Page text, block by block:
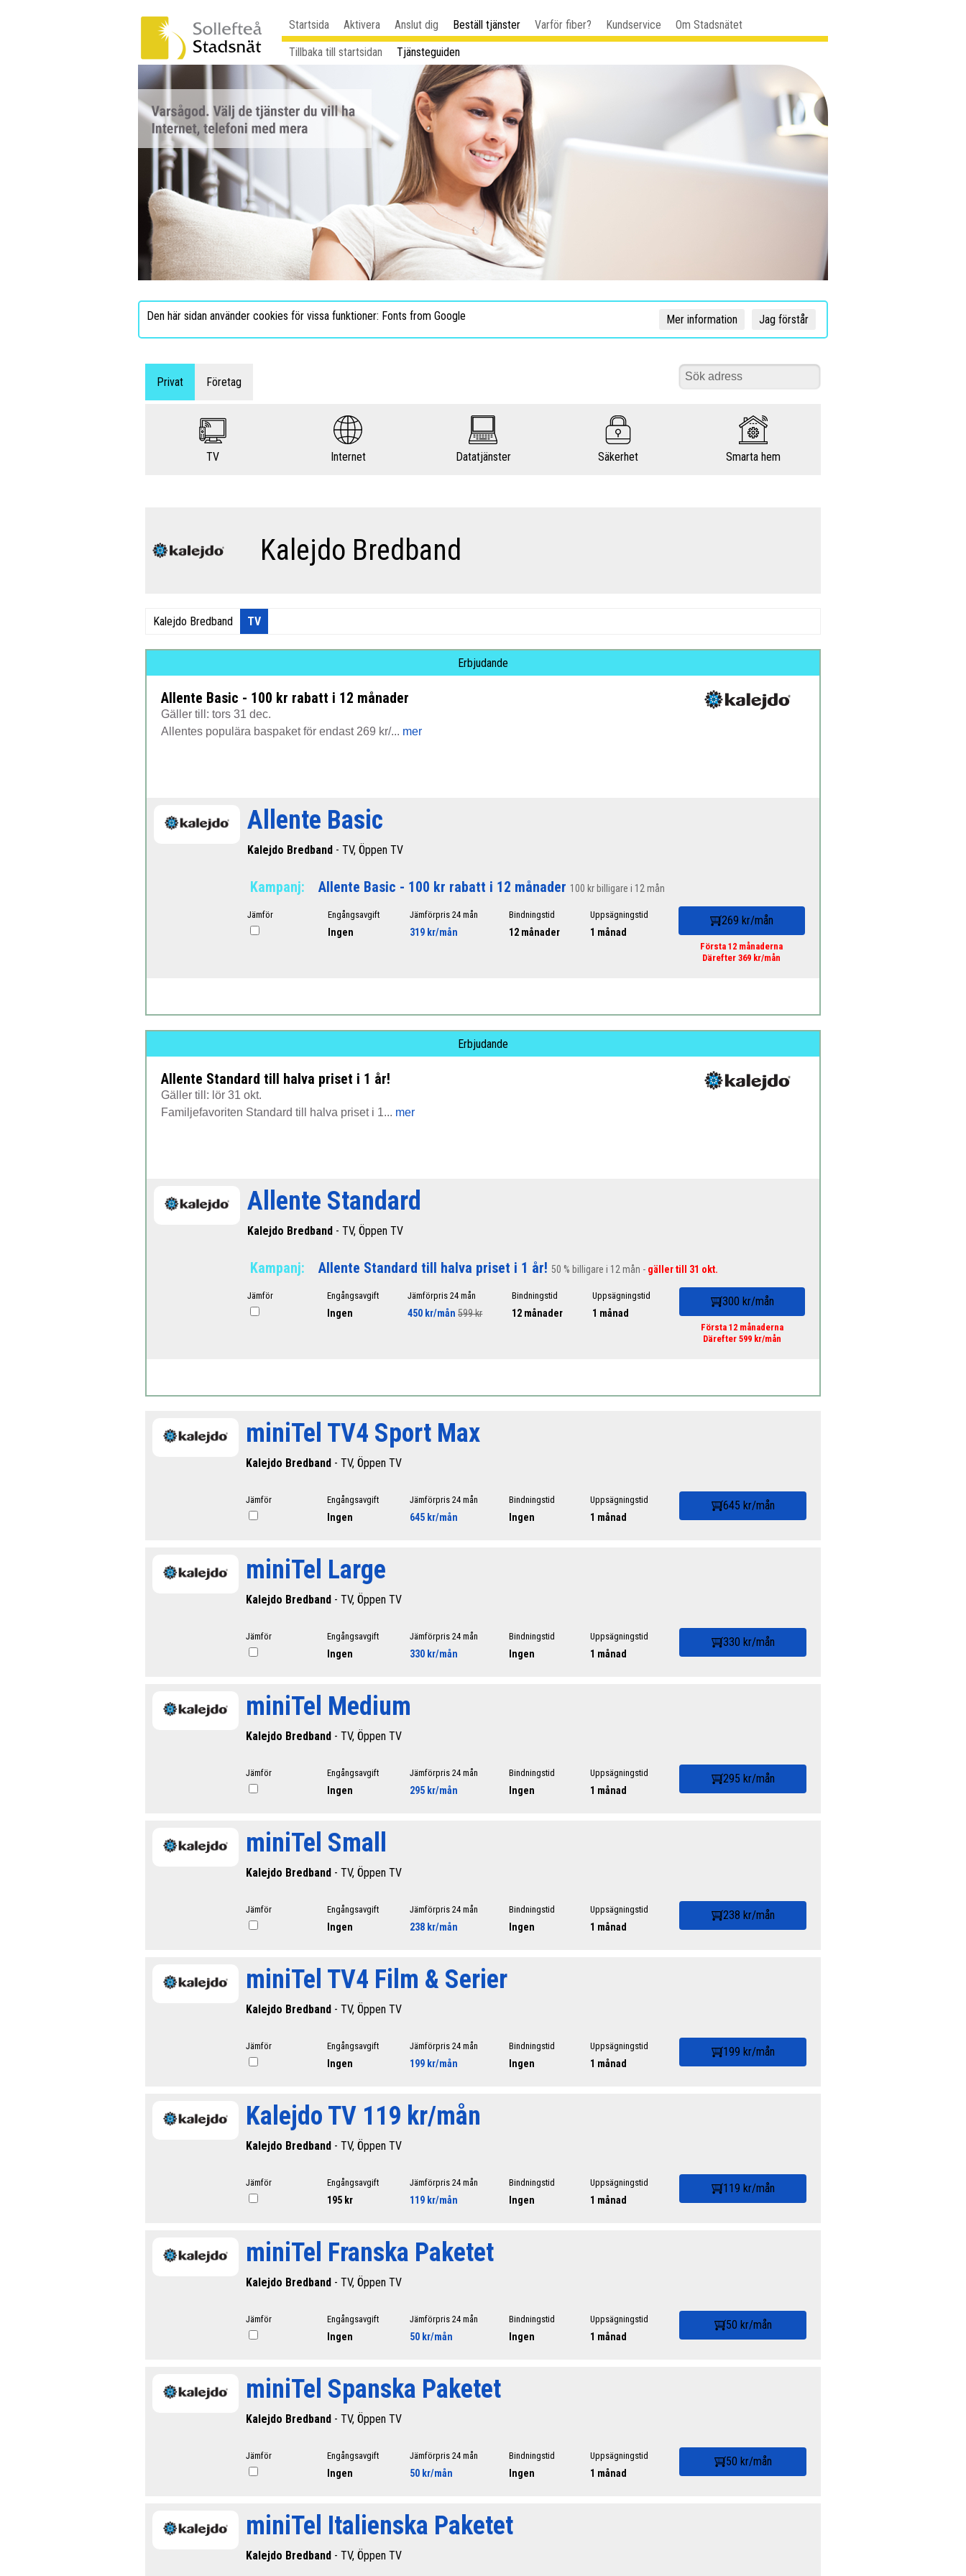
Startsida Aktivera Anslut dig Beställ tjänster Varför fiber? Kundservice
Om Stadsnätet
Tillbaka till startsidan
Tjänsteguiden
Den här sidan använder cookies för vissa funktioner: Fonts from Google Jag förstår
Mer information
Privat Företag
TV Internet Datatjänster Säkerhet Smarta hem
Kalejdo Bredband
Kalejdo Bredband TV
Erbjudande
Allente Basic - 100 kr rabatt i 12 månader
Gäller till: tors 31 dec.
Allentes populära baspaket för endast 269 kr/... mer
Allente Basic
Kalejdo Bredband - TV, Öppen TV
Kampanj: Allente Basic - 100 kr rabatt i 12 månader 100 kr billigare i 12 mån
Jämför Engångsavgift
Ingen
Jämförpris 24 mån
319 kr/mån
Bindningstid
12 månader
Uppsägningstid
1 månad
269 kr/mån
Första 12 månaderna
Därefter 369 kr/mån
Erbjudande
Allente Standard till halva priset i 1 år!
Gäller till: lör 31 okt.
Familjefavoriten Standard till halva priset i 1... mer
Allente Standard
Kalejdo Bredband - TV, Öppen TV
Kampanj: Allente Standard till halva priset i 1 år! 50 % billigare i 12 mån - gäller till 31 okt.
Jämför Engångsavgift
Ingen
Jämförpris 24 mån
450 kr/mån 599 kr
Bindningstid
12 månader
Uppsägningstid
1 månad
300 kr/mån
Första 12 månaderna
Därefter 599 kr/mån
miniTel TV4 Sport Max
Kalejdo Bredband - TV, Öppen TV
Jämför Engångsavgift
Ingen
Jämförpris 24 mån
645 kr/mån
Bindningstid
Ingen
Uppsägningstid
1 månad
645 kr/mån
miniTel Large
Kalejdo Bredband - TV, Öppen TV
Jämför Engångsavgift
Ingen
Jämförpris 24 mån
330 kr/mån
Bindningstid
Ingen
Uppsägningstid
1 månad
330 kr/mån
miniTel Medium
Kalejdo Bredband - TV, Öppen TV
Jämför Engångsavgift
Ingen
Jämförpris 24 mån
295 kr/mån
Bindningstid
Ingen
Uppsägningstid
1 månad
295 kr/mån
miniTel Small
Kalejdo Bredband - TV, Öppen TV
Jämför Engångsavgift
Ingen
Jämförpris 24 mån
238 kr/mån
Bindningstid
Ingen
Uppsägningstid
1 månad
238 kr/mån
miniTel TV4 Film & Serier
Kalejdo Bredband - TV, Öppen TV
Jämför Engångsavgift
Ingen
Jämförpris 24 mån
199 kr/mån
Bindningstid
Ingen
Uppsägningstid
1 månad
199 kr/mån
Kalejdo TV 119 kr/mån
Kalejdo Bredband - TV, Öppen TV
Jämför Engångsavgift
195 kr
Jämförpris 24 mån
119 kr/mån
Bindningstid
Ingen
Uppsägningstid
1 månad
119 kr/mån
miniTel Franska Paketet
Kalejdo Bredband - TV, Öppen TV
Jämför Engångsavgift
Ingen
Jämförpris 24 mån
50 kr/mån
Bindningstid
Ingen
Uppsägningstid
1 månad
50 kr/mån
miniTel Spanska Paketet
Kalejdo Bredband - TV, Öppen TV
Jämför Engångsavgift
Ingen
Jämförpris 24 mån
50 kr/mån
Bindningstid
Ingen
Uppsägningstid
1 månad
50 kr/mån
miniTel Italienska Paketet
Kalejdo Bredband - TV, Öppen TV